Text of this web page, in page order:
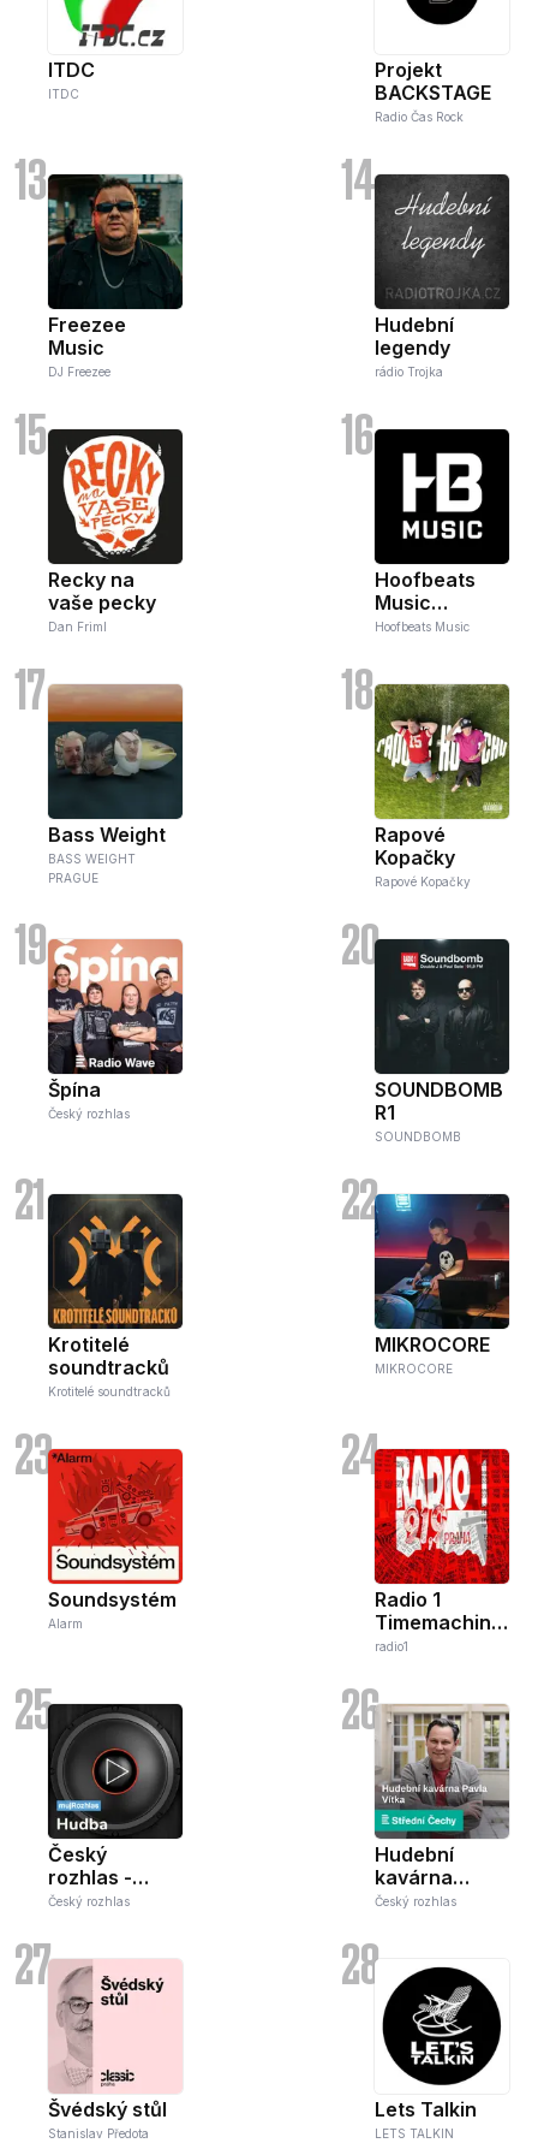
ITDC
ITDC
Projekt
BACKSTAGE
Radio Čas Rock
13
Freezee
Music
DJ Freezee
14
Hudební
legendy
rádio Trojka
15
Recky na
vaše pecky
Dan Friml
16
Hoofbeats
Music
Podcast
Hoofbeats Music
17
Bass Weight
BASS WEIGHT
PRAGUE
18
Rapové
Kopačky
Rapové Kopačky
19
Špína
Český rozhlas
20
SOUNDBOMB
R1
SOUNDBOMB
21
Krotitelé
soundtracků
Krotitelé soundtracků
22
MIKROCORE
MIKROCORE
23
Soundsystém
Alarm
24
Radio 1
Timemachine
(RSS)
radio1
25
Český
rozhlas -
Hudba
Český rozhlas
26
Hudební
kavárna
Pavla Vítka
Český rozhlas
27
Švédský stůl
Stanislav Předota
28
Lets Talkin
LETS TALKIN